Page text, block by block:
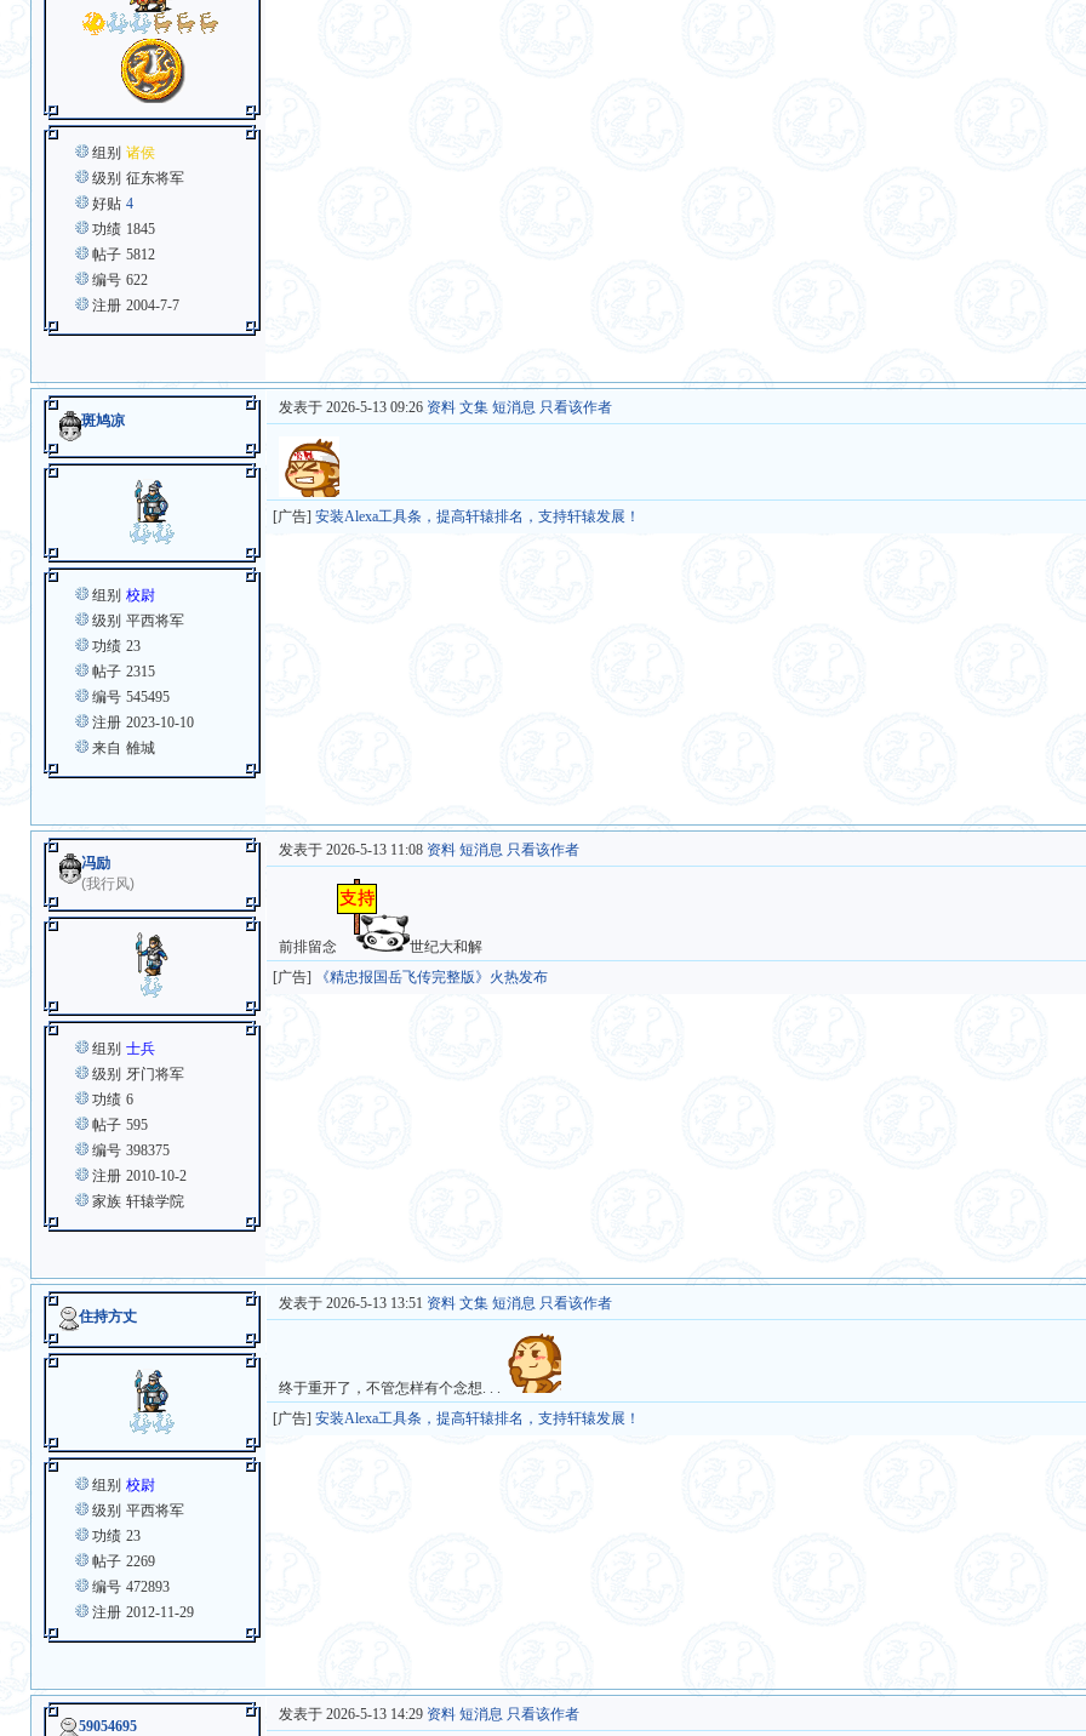
组别 诸侯
级别 征东将军
好贴 4
功绩 1845
帖子 5812
编号 622
注册 2004-7-7
斑鸠凉
组别 校尉
级别 平西将军
功绩 23
帖子 2315
编号 545495
注册 2023-10-10
来自 雒城
发表于 2026-5-13 09:26 资料 文集 短消息 只看该作者
[广告] 安装Alexa工具条，提高轩辕排名，支持轩辕发展！
冯励
(我行风)
组别 士兵
级别 牙门将军
功绩 6
帖子 595
编号 398375
注册 2010-10-2
家族 轩辕学院
发表于 2026-5-13 11:08 资料 短消息 只看该作者
前排留念
世纪大和解
[广告]
《精忠报国岳飞传完整版》火热发布
住持方丈
组别 校尉
级别 平西将军
功绩 23
帖子 2269
编号 472893
注册 2012-11-29
发表于 2026-5-13 13:51 资料 文集 短消息 只看该作者
终于重开了，不管怎样有个念想. . .
[广告] 安装Alexa工具条，提高轩辕排名，支持轩辕发展！
59054695
发表于 2026-5-13 14:29 资料 短消息 只看该作者